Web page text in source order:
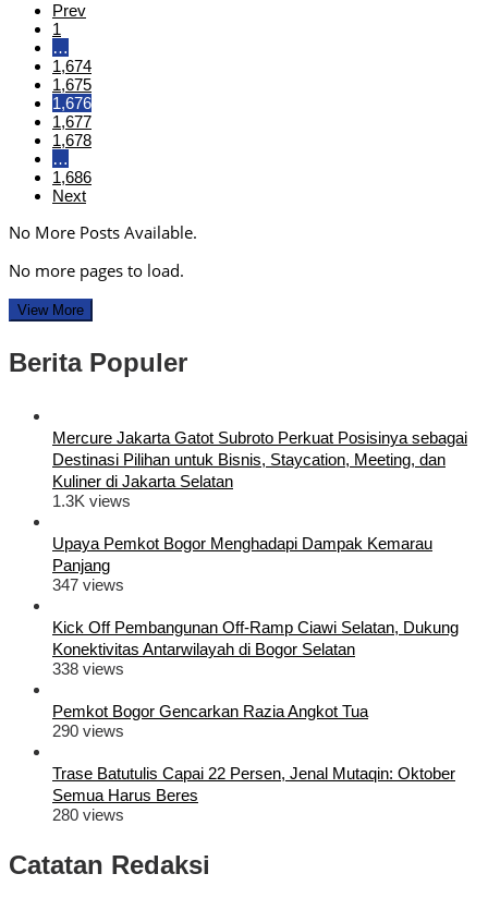
Prev
1
…
1,674
1,675
1,676
1,677
1,678
…
1,686
Next
No More Posts Available.
No more pages to load.
View More
Berita Populer
Mercure Jakarta Gatot Subroto Perkuat Posisinya sebagai
Destinasi Pilihan untuk Bisnis, Staycation, Meeting, dan
Kuliner di Jakarta Selatan
1.3K views
Upaya Pemkot Bogor Menghadapi Dampak Kemarau
Panjang
347 views
Kick Off Pembangunan Off-Ramp Ciawi Selatan, Dukung
Konektivitas Antarwilayah di Bogor Selatan
338 views
Pemkot Bogor Gencarkan Razia Angkot Tua
290 views
Trase Batutulis Capai 22 Persen, Jenal Mutaqin: Oktober
Semua Harus Beres
280 views
Catatan Redaksi